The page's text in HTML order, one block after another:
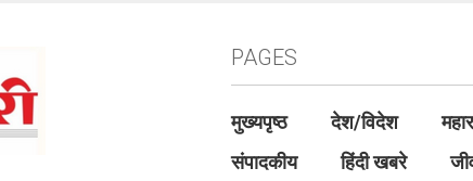
PAGES
मुख्यपृष्ठ देश/विदेश
संपादकीय
हिंदी खबरे